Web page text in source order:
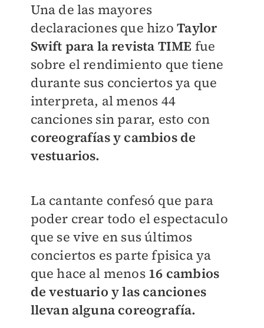
Una de las mayores
declaraciones que hizo Taylor
Swift para la revista TIME fue
sobre el rendimiento que tiene
durante sus conciertos ya que
interpreta, al menos 44
canciones sin parar, esto con
coreografías y cambios de
vestuarios.
La cantante confesó que para
poder crear todo el espectaculo
que se vive en sus últimos
conciertos es parte fpisica ya
que hace al menos 16 cambios
de vestuario y las canciones
llevan alguna coreografía.